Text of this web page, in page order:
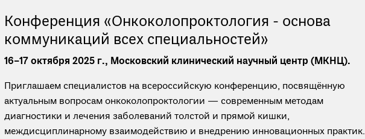
Конференция «Онкоколопроктология - основа
коммуникаций всех специальностей»
16–17 октября 2025 г., Московский клинический научный центр (МКНЦ).
Приглашаем специалистов на всероссийскую конференцию, посвящённую
актуальным вопросам онкоколопроктологии — современным методам
диагностики и лечения заболеваний толстой и прямой кишки,
междисциплинарному взаимодействию и внедрению инновационных практик.